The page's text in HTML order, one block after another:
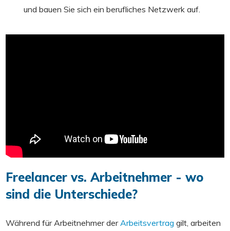
und bauen Sie sich ein berufliches Netzwerk auf.
Freelancer vs. Arbeitnehmer - wo
sind die Unterschiede?
Während für Arbeitnehmer der Arbeitsvertrag gilt, arbeiten